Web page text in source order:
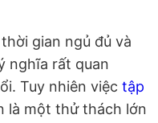
gian ngủ đủ và
nghĩa rất quan
Tuy nhiên việc tập
là một thử thách lớn